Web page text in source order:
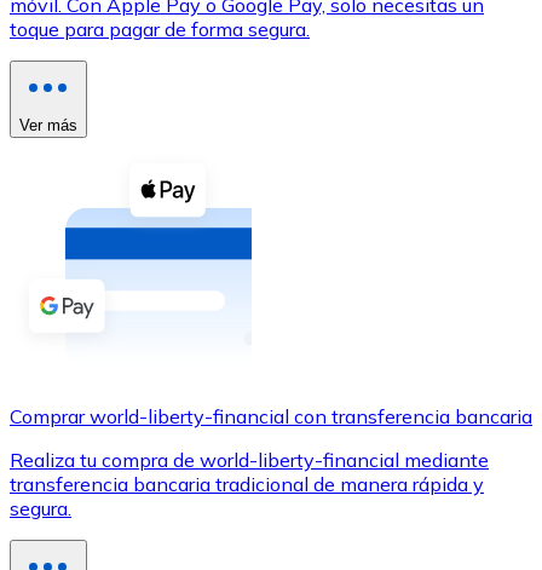
Ver todo
Efectivo
Compra criptomonedas con efectivo en tu tienda más
Transferencia SEPA
Comprar con Transferencia
Comprar con tarjeta
Tienda - Tarjetas regalo
Nuevo
Compra tarjetas regalo de tus marcas favoritas con
toque para pagar de forma segura.
Ver más
Comprar world-liberty-financial con transferencia bancaria
Realiza tu compra de world-liberty-financial mediante
transferencia bancaria tradicional de manera rápida y
segura.